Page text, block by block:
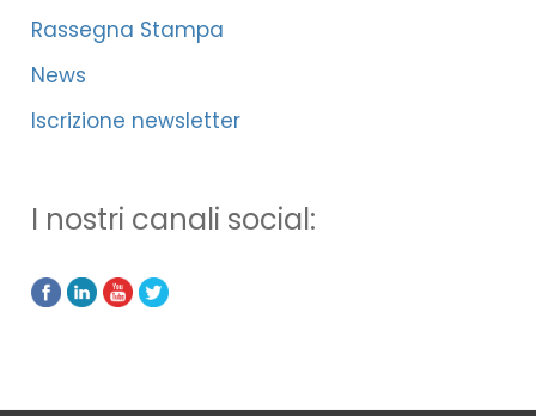
Rassegna Stampa
News
Iscrizione newsletter
I nostri canali social: